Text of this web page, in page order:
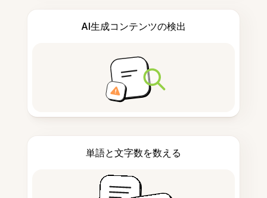
AI生成コンテンツの検出
単語と文字数を数える